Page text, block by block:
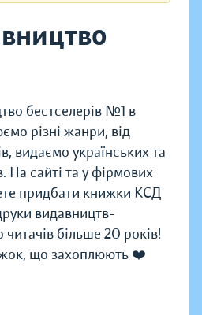
бестселерів №1 в
різні жанри, від
видаємо українських та
На сайті та у фірмових
придбати книжки КСД
видавництв-
більше 20 років!
що захоплюють ❤️